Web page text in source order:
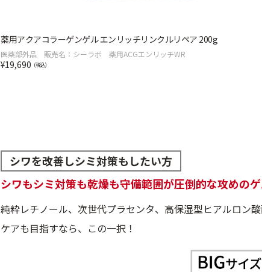
薬用アクアコラーゲンゲル エンリッチリンクルリペア 200g
医薬部外品 販売名：シーラボ 薬用ACGエンリッチWR
19,690
シワを改善しシミ対策もしたい方
シワもシミ対策も乾燥も守備範囲が圧倒的な攻めの
純粋レチノール、次世代プラセンタ、高保湿型ヒアルロン
ケアも目指すなら、この一択！